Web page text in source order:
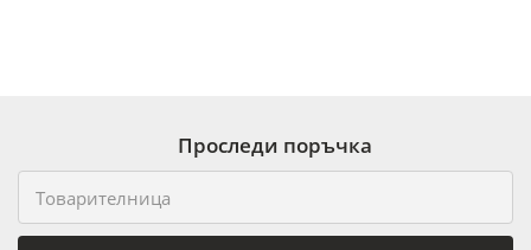
Проследи поръчка